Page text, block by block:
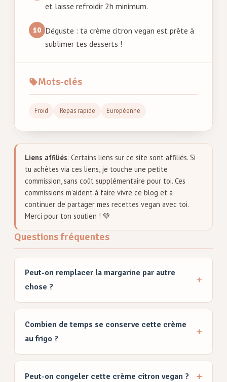
et laisse refroidir 2h minimum.
Déguste : ta crème citron vegan est prête à
sublimer tes desserts !
Mots-clés
Froid Repas rapide Européenne
Liens affiliés: Certains liens sur ce site sont affiliés. Si
tu achètes via ces liens, je touche une petite
commission, sans coût supplémentaire pour toi. Ces
commissions m’aident à faire vivre ce blog et à
continuer de partager mes recettes vegan avec toi.
Merci pour ton soutien ! 💚
Questions fréquentes
Peut-on remplacer la margarine par autre
chose ?
Combien de temps se conserve cette crème
au frigo ?
Peut-on congeler cette crème citron vegan ?